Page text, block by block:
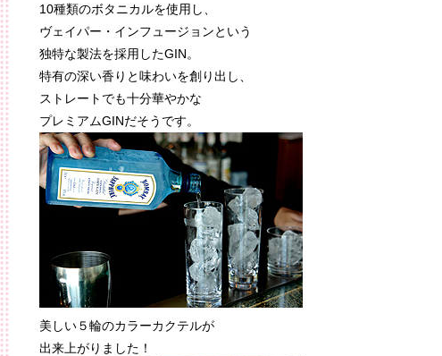
10種類のボタニカルを使用し、
ヴェイパー・インフュージョンという
独特な製法を採用したGIN。
特有の深い香りと味わいを創り出し、
ストレートでも十分華やかな
プレミアムGINだそうです。
美しい５輪のカラーカクテルが
出来上がりました！